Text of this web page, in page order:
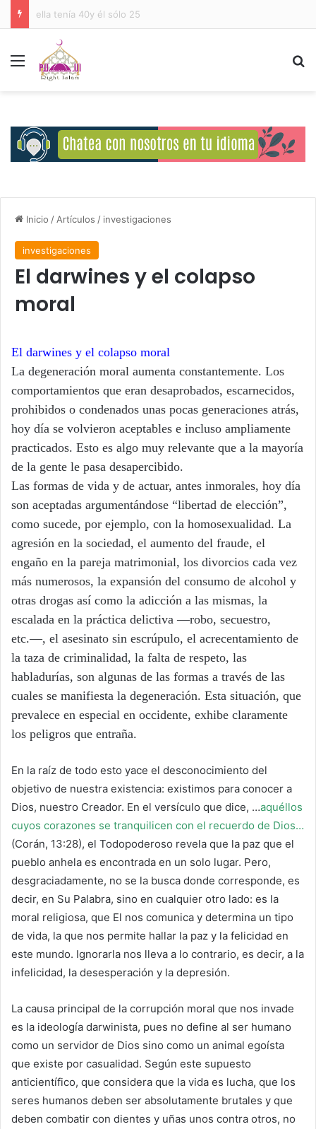
Deberes del Ser Humano Hacia Allah
Menú
Inicio / Artículos / investigaciones
investigaciones
El darwines y el colapso
moral
El darwines y el colapso moral
La degeneración moral aumenta constantemente. Los
comportamientos que eran desaprobados, escarnecidos,
prohibidos o condenados unas pocas generaciones atrás,
hoy día se volvieron aceptables e incluso ampliamente
practicados. Esto es algo muy relevante que a la mayoría
de la gente le pasa desapercibido.
Las formas de vida y de actuar, antes inmorales, hoy día
son aceptadas argumentándose “libertad de elección”,
como sucede, por ejemplo, con la homosexualidad. La
agresión en la sociedad, el aumento del fraude, el
engaño en la pareja matrimonial, los divorcios cada vez
más numerosos, la expansión del consumo de alcohol y
otras drogas así como la adicción a las mismas, la
escalada en la práctica delictiva ―robo, secuestro,
etc.―, el asesinato sin escrúpulo, el acrecentamiento de
la taza de criminalidad, la falta de respeto, las
habladurías, son algunas de las formas a través de las
cuales se manifiesta la degeneración. Esta situación, que
prevalece en especial en occidente, exhibe claramente
los peligros que entraña.
En la raíz de todo esto yace el desconocimiento del
objetivo de nuestra existencia: existimos para conocer a
Dios, nuestro Creador. En el versículo que dice, …aquéllos
cuyos corazones se tranquilicen con el recuerdo de Dios…
(Corán, 13:28), el Todopoderoso revela que la paz que el
pueblo anhela es encontrada en un solo lugar. Pero,
desgraciadamente, no se la busca donde corresponde, es
decir, en Su Palabra, sino en cualquier otro lado: es la
moral religiosa, que El nos comunica y determina un tipo
de vida, la que nos permite hallar la paz y la felicidad en
este mundo. Ignorarla nos lleva a lo contrario, es decir, a la
infelicidad, la desesperación y la depresión.
La causa principal de la corrupción moral que nos invade
es la ideología darwinista, pues no define al ser humano
como un servidor de Dios sino como un animal egoísta
que existe por casualidad. Según este supuesto
anticientífico, que considera que la vida es lucha, que los
seres humanos deben ser absolutamente brutales y que
deben combatir con dientes y uñas unos contra otros, no